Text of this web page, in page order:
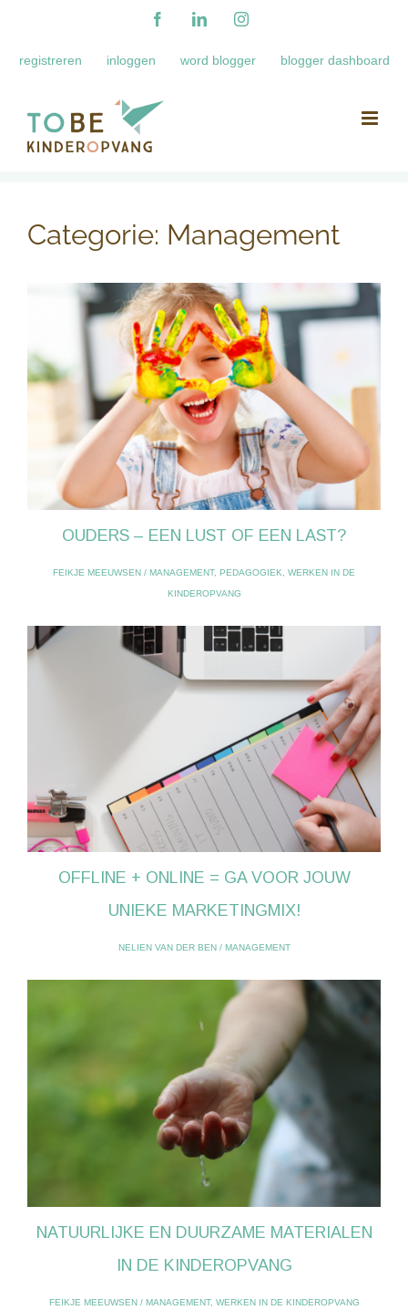
inhoud
FacebookLinkedInInstagram
registreren inloggen word blogger blogger dashboard
Categorie: Management
OUDERS – EEN LUST OF EEN LAST?
FEIKJE MEEUWSEN / MANAGEMENT, PEDAGOGIEK WERKEN IN DE
KINDEROPVANG
OFFLINE + ONLINE = GA VOOR JOUW
UNIEKE MARKETINGMIX!
NELIEN VAN DER BEN/ MANAGEMENT
NATUURLIJKE EN DUURZAME MATERIALEN
IN DE KINDEROPVANG
FEIKJE MEEUWSEN/ MANAGEMENT, WERKEN IN DE KINDEROPVANG